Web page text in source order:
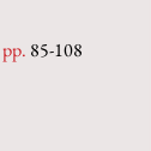
pp. 85-108